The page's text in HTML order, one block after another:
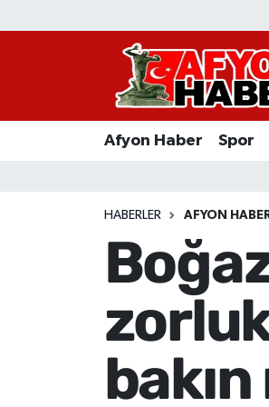
Afyon Haber Spor
HABERLER AFYON
bakın
Afyon Haber
Asayiş Yaşam